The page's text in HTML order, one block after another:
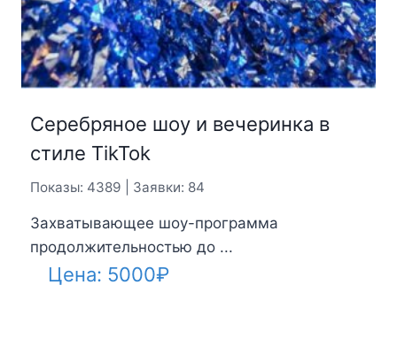
Серебряное шоу и вечеринка в
стиле TikTok
Показы: 4389 | Заявки: 84
Захватывающее шоу-программа
продолжительностью до ...
Цена: 5000₽